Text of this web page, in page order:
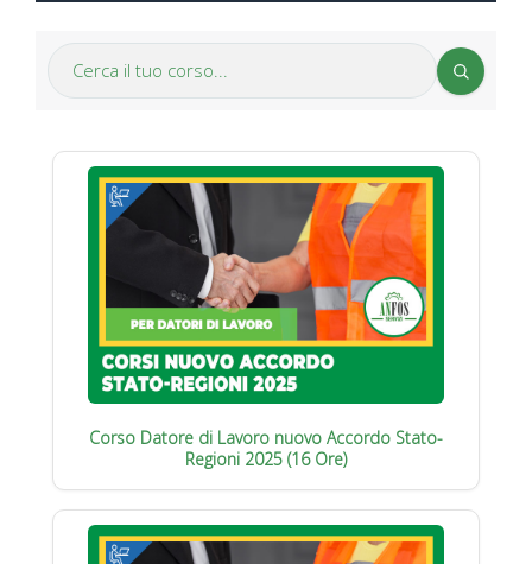
Corso Datore di Lavoro nuovo Accordo Stato-
Regioni 2025 (16 Ore)